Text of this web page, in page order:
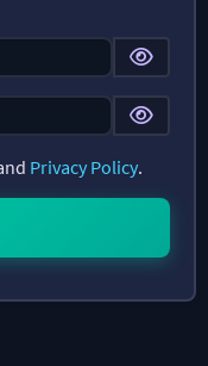
Privacy Policy.